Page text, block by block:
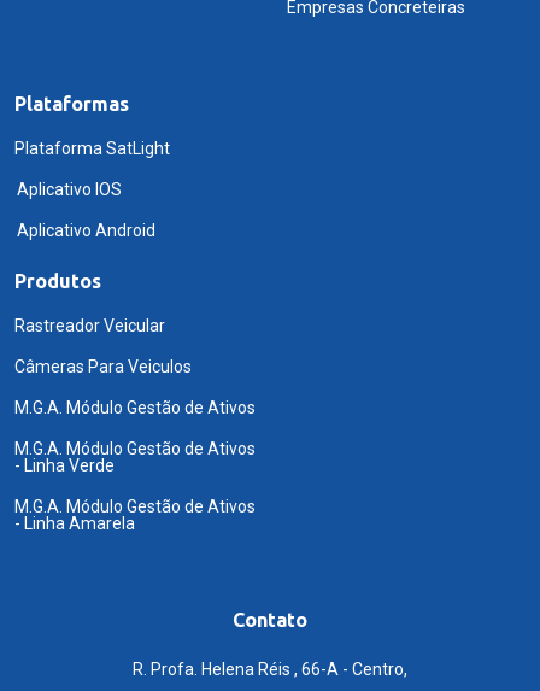
Empresas Concreteiras
Plataformas
Plataforma SatLight
Aplicativo IOS
Aplicativo Android
Produtos
Rastreador Veicular
Câmeras Para Veiculos
M.G.A. Módulo Gestão de Ativos
M.G.A. Módulo Gestão de Ativos
- Linha Verde
M.G.A. Módulo Gestão de Ativos
- Linha Amarela
Contato
R. Profa. Helena Réis , 66-A - Centro,